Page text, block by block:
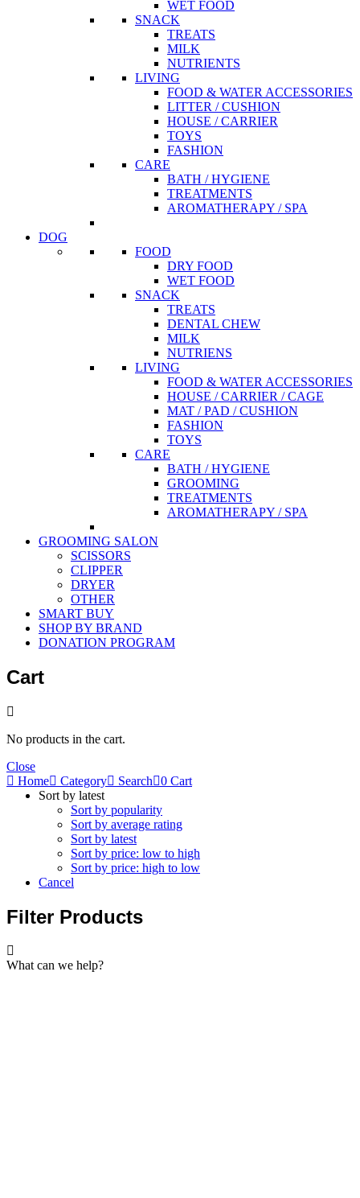
WET FOOD
SNACK
TREATS
MILK
NUTRIENTS
LIVING
FOOD & WATER ACCESSORIES
LITTER / CUSHION
HOUSE / CARRIER
TOYS
FASHION
CARE
BATH / HYGIENE
TREATMENTS
AROMATHERAPY / SPA
DOG
FOOD
DRY FOOD
WET FOOD
SNACK
TREATS
DENTAL CHEW
MILK
NUTRIENS
LIVING
FOOD & WATER ACCESSORIES
HOUSE / CARRIER / CAGE
MAT / PAD / CUSHION
FASHION
TOYS
CARE
BATH / HYGIENE
GROOMING
TREATMENTS
AROMATHERAPY / SPA
GROOMING SALON
SCISSORS
CLIPPER
DRYER
OTHER
SMART BUY
SHOP BY BRAND
DONATION PROGRAM
Cart
No products in the cart.
Close
Home
Category Search 0 Cart
Sort by latest
Sort by popularity
Sort by average rating
Sort by latest
Sort by price: low to high
Sort by price: high to low
Cancel
Filter Products
What can we help?